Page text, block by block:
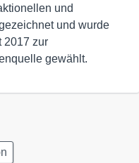
und
und wurde
2017 zur
gewählt.